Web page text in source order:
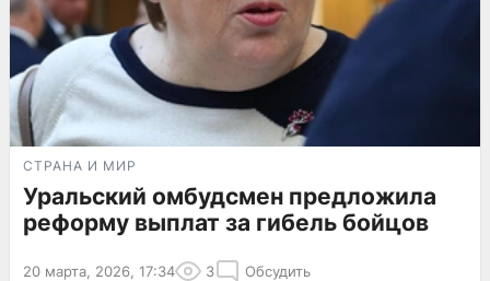
СТРАНА И МИР
Уральский омбудсмен предложила
реформу выплат за гибель бойцов
20 марта, 2026, 17:34 3 Обсудить